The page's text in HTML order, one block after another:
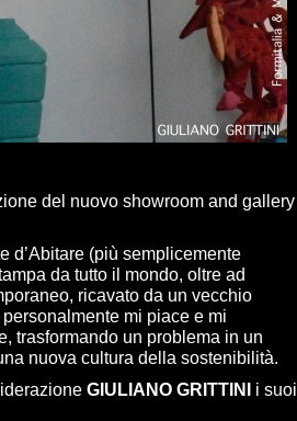
del nuovo showroom and gallery
d’Abitare (più semplicemente
da tutto il mondo, oltre ad
ricavato da un vecchio
mi piace e mi
trasformando un problema in un
nuova cultura della sostenibilità.
GIULIANO GRITTINI
i suoi